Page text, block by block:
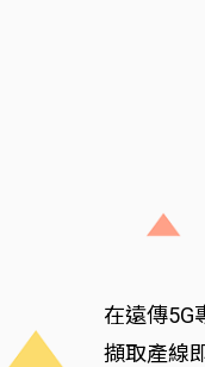
在遠傳5G
擷取產線